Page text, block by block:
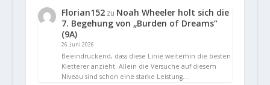
Florian152zu Noah Wheeler holt sich die
7. Begehung von „Burden of Dreams“
(9A)
26. Juni 2026
Beeindruckend, dass diese Linie weiterhin die besten
Kletterer anzieht. Allein die Versuche auf diesem
Niveau sind schon eine starke Leistung.…